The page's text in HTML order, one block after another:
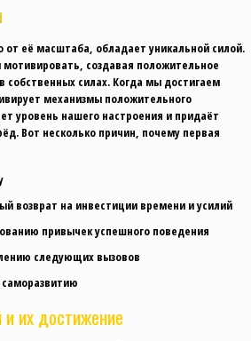
от её масштаба, обладает уникальной силой.
создавая положительное
собственных силах. Когда мы достигаем
механизмы положительного
уровень нашего настроения и придаёт
Вот несколько причин, почему первая
возврат на инвестиции времени и усилий
привычек успешного поведения
следующих вызовов
их достижение